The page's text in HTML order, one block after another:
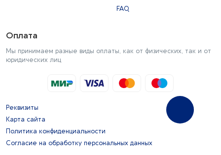
FAQ
Оплата
Мы принимаем разные виды оплаты, как от физических, так и от
юридических лиц
Реквизиты
Карта сайта
Политика конфиденциальности
Согласие на обработку персональных данных